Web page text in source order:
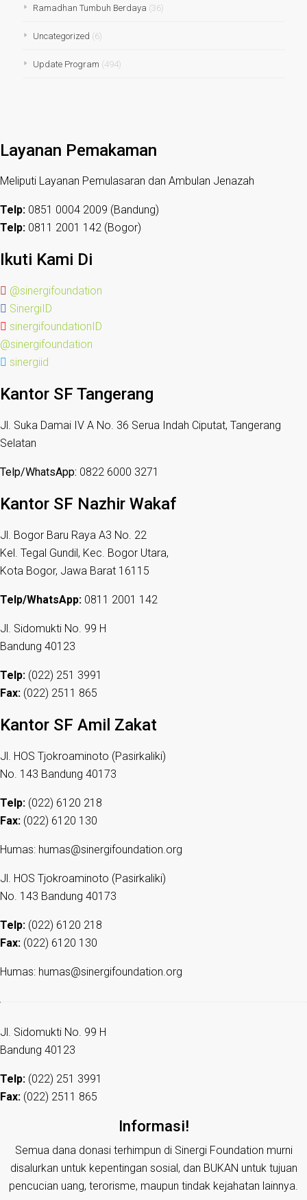
Ramadhan Tumbuh Berdaya (36)
Uncategorized (6)
Update Program (494)
Layanan Pemakaman
Meliputi Layanan Pemulasaran dan Ambulan Jenazah
Telp: 0851 0004 2009 (Bandung)
Telp: 0811 2001 142 (Bogor)
Ikuti Kami Di
@sinergifoundation
SinergiID
sinergifoundationID
@sinergifoundation
sinergiid
Kantor SF Tangerang
Jl. Suka Damai IV A No. 36 Serua Indah Ciputat, Tangerang
Selatan
Telp/WhatsApp: 0822 6000 3271
Kantor SF Nazhir Wakaf
Jl. Bogor Baru Raya A3 No. 22
Kel. Tegal Gundil, Kec. Bogor Utara,
Kota Bogor, Jawa Barat 16115
Telp/WhatsApp: 0811 2001 142
Jl. Sidomukti No. 99 H
Bandung 40123
Telp: (022) 251 3991
Fax: (022) 2511 865
Kantor SF Amil Zakat
Jl. HOS Tjokroaminoto (Pasirkaliki)
No. 143 Bandung 40173
Telp: (022) 6120 218
Fax: (022) 6120 130
Humas: humas@sinergifoundation.org
Jl. HOS Tjokroaminoto (Pasirkaliki)
No. 143 Bandung 40173
Telp: (022) 6120 218
Fax: (022) 6120 130
Humas: humas@sinergifoundation.org
Jl. Sidomukti No. 99 H
Bandung 40123
Telp: (022) 251 3991
Fax: (022) 2511 865
Informasi!
Semua dana donasi terhimpun di Sinergi Foundation murni
disalurkan untuk kepentingan sosial, dan BUKAN untuk tujuan
pencucian uang, terorisme, maupun tindak kejahatan lainnya.